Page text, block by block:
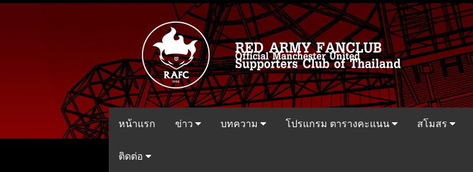
หน้าแรก ข่าว บทความ โปรแกรม ตารางคะแนน สโมสร
ติดต่อ